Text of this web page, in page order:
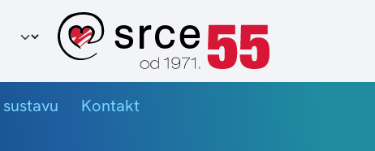
jezika
sustavu Kontakt